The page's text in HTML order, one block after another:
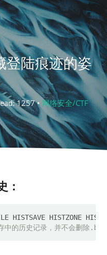
登陆痕迹的姿
1257 • 网络安全/CTF
：
HISTSAVE HISTZONE
中的历史记录，并不会删除